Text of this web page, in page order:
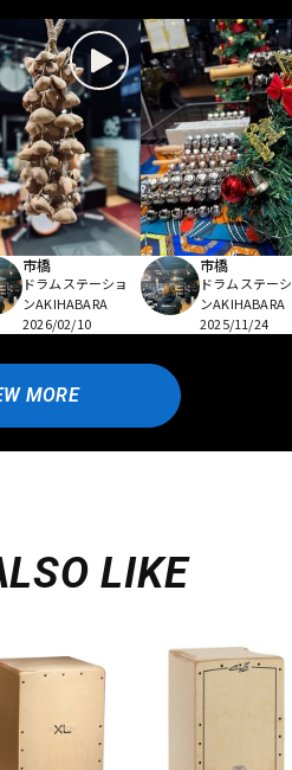
市橋
ドラムステーショ
ンAKIHABARA
2026/02/10
市橋
ドラムステー
ンAKIHABARA
2025/11/24
MORE
LIKE